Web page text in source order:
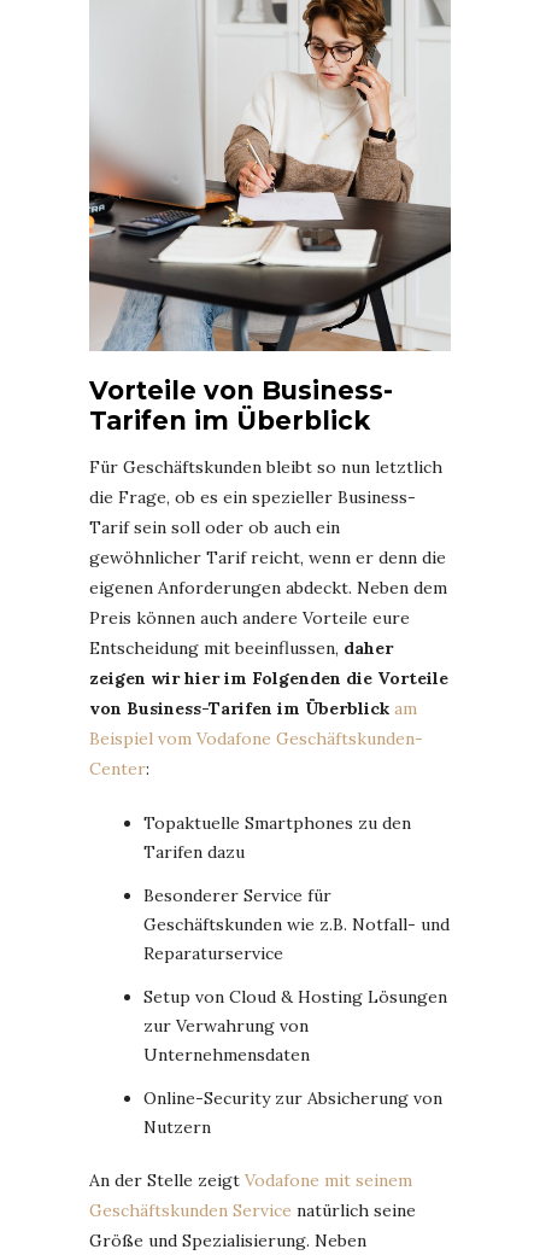
Vorteile von Business-
Tarifen im Überblick
Für Geschäftskunden bleibt so nun letztlich
die Frage, ob es ein spezieller Business-
Tarif sein soll oder ob auch ein
gewöhnlicher Tarif reicht, wenn er denn die
eigenen Anforderungen abdeckt. Neben dem
Preis können auch andere Vorteile eure
Entscheidung mit beeinflussen, daher
zeigen wir hier im Folgenden die Vorteile
von Business-Tarifen im Überblick am
Beispiel vom Vodafone Geschäftskunden-
Center:
Topaktuelle Smartphones zu den
Tarifen dazu
Besonderer Service für
Geschäftskunden wie z.B. Notfall- und
Reparaturservice
Setup von Cloud & Hosting Lösungen
zur Verwahrung von
Unternehmensdaten
Online-Security zur Absicherung von
Nutzern
An der Stelle zeigt Vodafone mit seinem
Geschäftskunden Service natürlich seine
Größe und Spezialisierung. Neben